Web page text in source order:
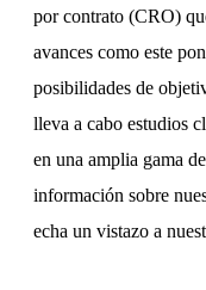
por contrato (CRO)
avances como este
posibilidades de
lleva a cabo estudios
en una amplia gama
información sobre
echa un vistazo a